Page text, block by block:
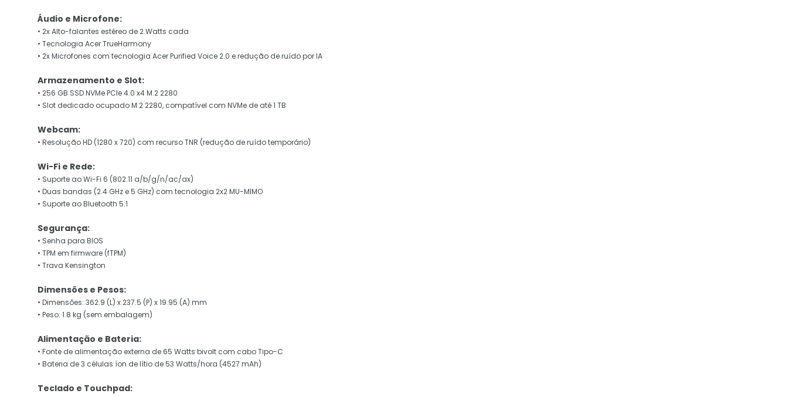
Áudio e Microfone:
• 2x Alto-falantes estéreo de 2 Watts cada
• Tecnologia Acer TrueHarmony
• 2x Microfones com tecnologia Acer Purified Voice 2.0 e redução de ruído por IA
Armazenamento e Slot:
• 256 GB SSD NVMe PCIe 4.0 x4 M.2 2280
• Slot dedicado ocupado M.2 2280, compatível com NVMe de até 1 TB
Webcam:
• Resolução HD (1280 x 720) com recurso TNR (redução de ruído temporário)
Wi-Fi e Rede:
• Suporte ao Wi-Fi 6 (802.11 a/b/g/n/ac/ax)
• Duas bandas (2.4 GHz e 5 GHz) com tecnologia 2x2 MU-MIMO
• Suporte ao Bluetooth 5.1
Segurança:
• Senha para BIOS
• TPM em firmware (fTPM)
• Trava Kensington
Dimensões e Pesos:
• Dimensões: 362.9 (L) x 237.5 (P) x 19.95 (A) mm
• Peso: 1.8 kg (sem embalagem)
Alimentação e Bateria:
• Fonte de alimentação externa de 65 Watts bivolt com cabo Tipo-C
• Bateria de 3 células íon de lítio de 53 Watts/hora (4527 mAh)
Teclado e Touchpad: